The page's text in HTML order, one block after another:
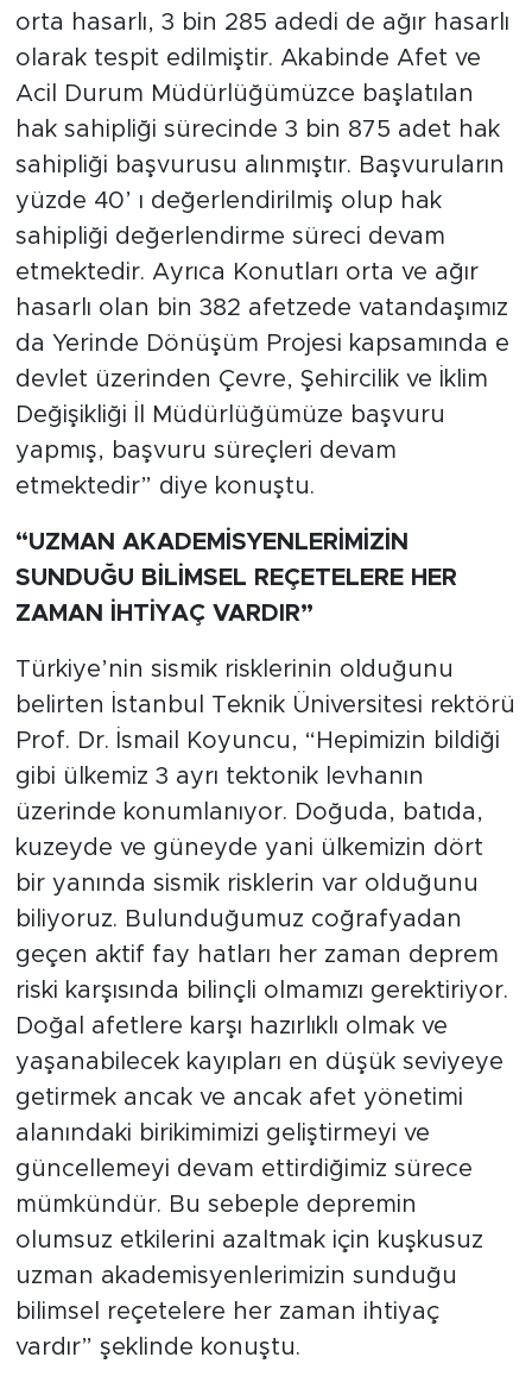
orta hasarlı, 3 bin 285 adedi de ağır hasarlı
olarak tespit edilmiştir. Akabinde Afet ve
Acil Durum Müdürlüğümüzce başlatılan
hak sahipliği sürecinde 3 bin 875 adet hak
sahipliği başvurusu alınmıştır. Başvuruların
yüzde 40’ ı değerlendirilmiş olup hak
sahipliği değerlendirme süreci devam
etmektedir. Ayrıca Konutları orta ve ağır
hasarlı olan bin 382 afetzede vatandaşımız
da Yerinde Dönüşüm Projesi kapsamında e
devlet üzerinden Çevre, Şehircilik ve İklim
Değişikliği İl Müdürlüğümüze başvuru
yapmış, başvuru süreçleri devam
etmektedir” diye konuştu.
“UZMAN AKADEMİSYENLERİMİZİN
SUNDUĞU BİLİMSEL REÇETELERE HER
ZAMAN İHTİYAÇ VARDIR”
Türkiye’nin sismik risklerinin olduğunu
belirten İstanbul Teknik Üniversitesi rektörü
Prof. Dr. İsmail Koyuncu, “Hepimizin bildiği
gibi ülkemiz 3 ayrı tektonik levhanın
üzerinde konumlanıyor. Doğuda, batıda,
kuzeyde ve güneyde yani ülkemizin dört
bir yanında sismik risklerin var olduğunu
biliyoruz. Bulunduğumuz coğrafyadan
geçen aktif fay hatları her zaman deprem
riski karşısında bilinçli olmamızı gerektiriyor.
Doğal afetlere karşı hazırlıklı olmak ve
yaşanabilecek kayıpları en düşük seviyeye
getirmek ancak ve ancak afet yönetimi
alanındaki birikimimizi geliştirmeyi ve
güncellemeyi devam ettirdiğimiz sürece
mümkündür. Bu sebeple depremin
olumsuz etkilerini azaltmak için kuşkusuz
uzman akademisyenlerimizin sunduğu
bilimsel reçetelere her zaman ihtiyaç
vardır” şeklinde konuştu.